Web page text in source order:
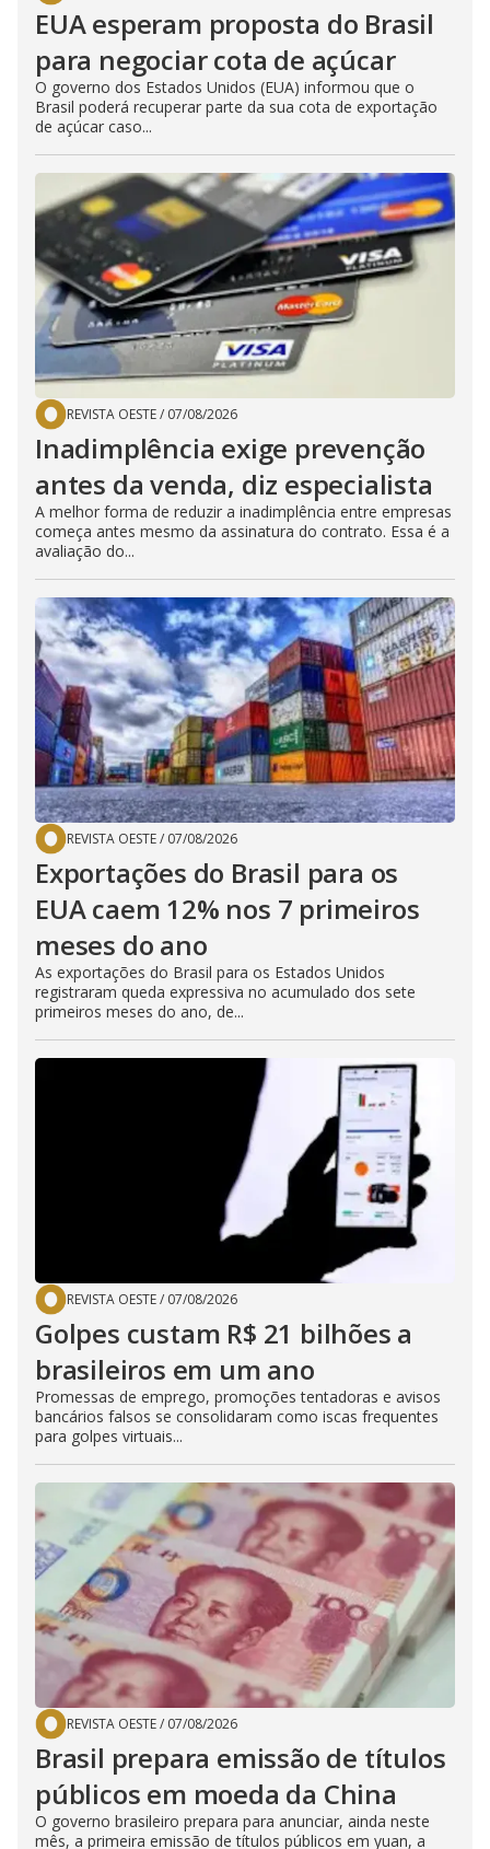
EUA esperam proposta do Brasil
para negociar cota de açúcar
O governo dos Estados Unidos (EUA) informou que o
Brasil poderá recuperar parte da sua cota de exportação
de açúcar caso...
REVISTA OESTE/ 07/08/2026
Inadimplência exige prevenção
antes da venda, diz especialista
A melhor forma de reduzir a inadimplência entre empresas
começa antes mesmo da assinatura do contrato. Essa é a
avaliação do...
REVISTA OESTE/ 07/08/2026
Exportações do Brasil para os
EUA caem 12% nos 7 primeiros
meses do ano
As exportações do Brasil para os Estados Unidos
registraram queda expressiva no acumulado dos sete
primeiros meses do ano, de...
REVISTA OESTE/ 07/08/2026
Golpes custam R$ 21 bilhões a
brasileiros em um ano
Promessas de emprego, promoções tentadoras e avisos
bancários falsos se consolidaram como iscas frequentes
para golpes virtuais...
REVISTA OESTE/ 07/08/2026
Brasil prepara emissão de títulos
públicos em moeda da China
O governo brasileiro prepara para anunciar, ainda neste
mês, a primeira emissão de títulos públicos em yuan, a